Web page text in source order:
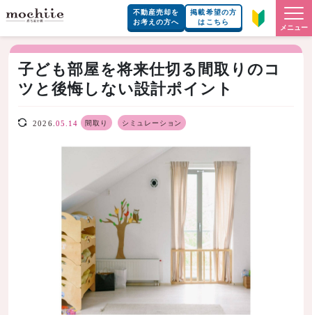
不動産売却を
お考えの方へ
掲載希望の方
はこちら
メニュー
子ども部屋を将来仕切る間取りのコ
ツと後悔しない設計ポイント
2026. 05.14 間取り シミュレーション